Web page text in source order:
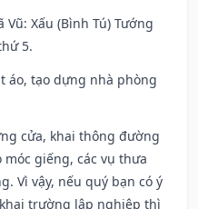
Vũ: Xấu (Bình Tú) Tướng
5.
áo, tạo dựng nhà phòng
cửa, khai thông đường
giếng, các vụ thưa
Vì vậy, nếu quý bạn có ý
trường lập nghiệp thì